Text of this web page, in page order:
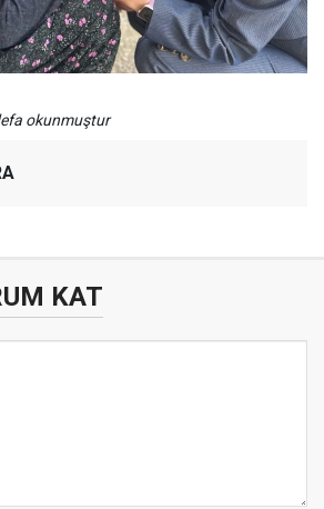
okunmuştur
KAT